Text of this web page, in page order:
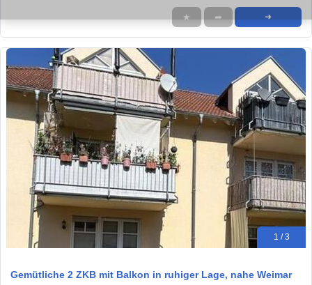
★ ➦ ➜
1 / 3
Gemütliche 2 ZKB mit Balkon in ruhiger Lage, nahe Weimar